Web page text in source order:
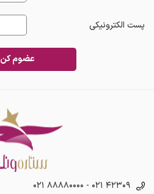
پست الکترونیکی
عضوم کن
۰۲۱ ۸۸۸۸۰۰۰۰ - ۰۲۱ ۴۲۳۰۹